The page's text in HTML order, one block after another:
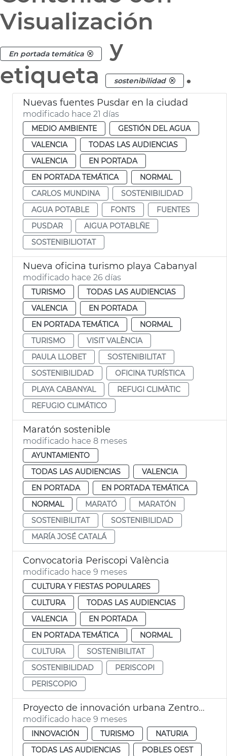
Visualización
En portada temática
y
etiqueta
sostenibilidad .
Nuevas fuentes Pusdar en la ciudad
modificado hace 21 días
MEDIO AMBIENTE
GESTIÓN DEL AGUA
VALENCIA
TODAS LAS AUDIENCIAS
VALENCIA
EN PORTADA
EN PORTADA TEMÁTICA
NORMAL
CARLOS MUNDINA
SOSTENIBILIDAD
AGUA POTABLE
FONTS
FUENTES
PUSDAR
AIGUA POTABLÑE
SOSTENIBILIOTAT
Nueva oficina turismo playa Cabanyal
modificado hace 26 días
TURISMO
TODAS LAS AUDIENCIAS
VALENCIA
EN PORTADA
EN PORTADA TEMÁTICA
NORMAL
TURISMO
VISIT VALÈNCIA
PAULA LLOBET
SOSTENIBILITAT
SOSTENIBILIDAD
OFICINA TURÍSTICA
PLAYA CABANYAL
REFUGI CLIMÀTIC
REFUGIO CLIMÁTICO
Maratón sostenible
modificado hace 8 meses
AYUNTAMIENTO
TODAS LAS AUDIENCIAS
VALENCIA
EN PORTADA
EN PORTADA TEMÁTICA
NORMAL
MARATÓ
MARATÓN
SOSTENIBILITAT
SOSTENIBILIDAD
MARÍA JOSÉ CATALÁ
Convocatoria Periscopi València
modificado hace 9 meses
CULTURA Y FIESTAS POPULARES
CULTURA
TODAS LAS AUDIENCIAS
VALENCIA
EN PORTADA
EN PORTADA TEMÁTICA
NORMAL
CULTURA
SOSTENIBILITAT
SOSTENIBILIDAD
PERISCOPI
PERISCOPIO
Proyecto de innovación urbana Zentropy MICE
modificado hace 9 meses
INNOVACIÓN TURISMO
NATURIA
TODAS LAS AUDIENCIAS
POBLES OEST